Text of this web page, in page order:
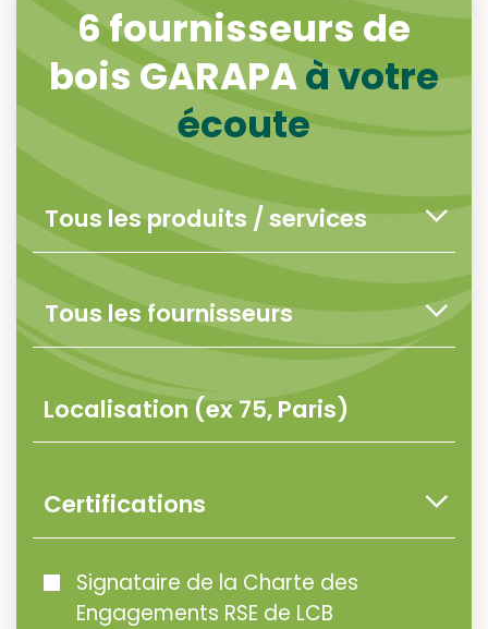
6fournisseurs de
bois GARAPAà votre
écoute
Certifications
Signataire de la Charte des
Engagements RSE de LCB